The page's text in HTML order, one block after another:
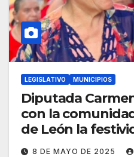
LEGISLATIVO MUNICIPIOS
Diputada
con la
de León la
Miguel Arcángel
8 DE MAYO DE 2025